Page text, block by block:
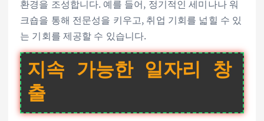
환경을 조성합니다. 예를 들어, 정기적인 세미나나 워
크숍을 통해 전문성을 키우고, 취업 기회를 넓힐 수 있
는 기회를 제공할 수 있습니다.
지속 가능한 일자리 창
출